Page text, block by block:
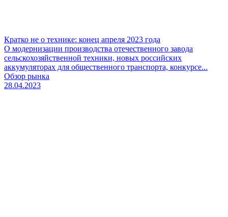
Кратко не о технике: конец апреля 2023 года
О модернизации производства отечественного завода
сельскохозяйственной техники, новых российских
аккумуляторах для общественного транспорта, конкурсе...
Обзор рынка
28.04.2023